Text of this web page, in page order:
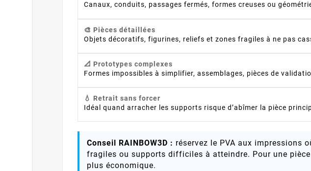
Canaux, conduits, passages fermés, formes creuses ou
🎨 Pièces détaillées
Objets décoratifs, figurines, reliefs et zones fragiles à ne pas
📐 Prototypes complexes
Formes impossibles à simplifier, assemblages, pièces de
💧 Retrait sans forcer
Idéal quand arracher les supports risque d’abîmer la pièce
Conseil RAINBOW3D : réservez le PVA aux impressions
fragiles ou supports difficiles à atteindre. Pour une
plus économique.